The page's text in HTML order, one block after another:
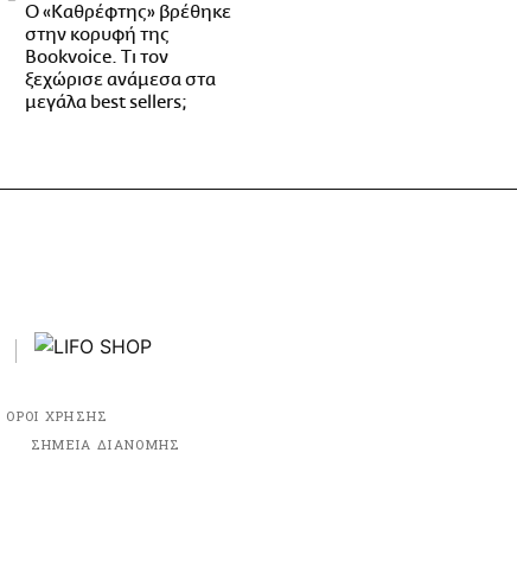
Ο «Καθρέφτης» βρέθηκε
στην κορυφή της
Bookvoice. Τι τον
ξεχώρισε ανάμεσα στα
μεγάλα best sellers;
ΟΡΟΙ ΧΡΗΣΗΣ
ΣΗΜΕΙΑ ΔΙΑΝΟΜΗΣ